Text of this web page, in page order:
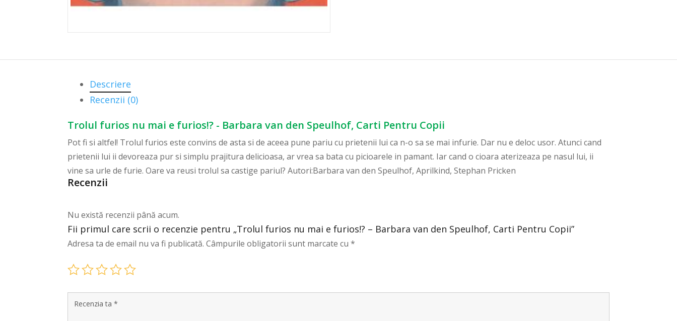
Descriere
Recenzii (0)
Trolul furios nu mai e furios!? - Barbara van den Speulhof, Carti Pentru Copii
Pot fi si altfel! Trolul furios este convins de asta si de aceea pune pariu cu prietenii lui ca n-o sa se mai infurie. Dar nu e deloc usor. Atunci cand
prietenii lui ii devoreaza pur si simplu prajitura delicioasa, ar vrea sa bata cu picioarele in pamant. Iar cand o cioara aterizeaza pe nasul lui, ii
vine sa urle de furie. Oare va reusi trolul sa castige pariul? Autori:Barbara van den Speulhof, Aprilkind, Stephan Pricken
Recenzii
Nu există recenzii până acum.
Fii primul care scrii o recenzie pentru „Trolul furios nu mai e furios!? – Barbara van den Speulhof, Carti Pentru Copii”
Adresa ta de email nu va fi publicată. Câmpurile obligatorii sunt marcate cu*